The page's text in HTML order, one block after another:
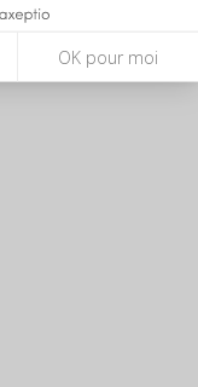
OK pour moi